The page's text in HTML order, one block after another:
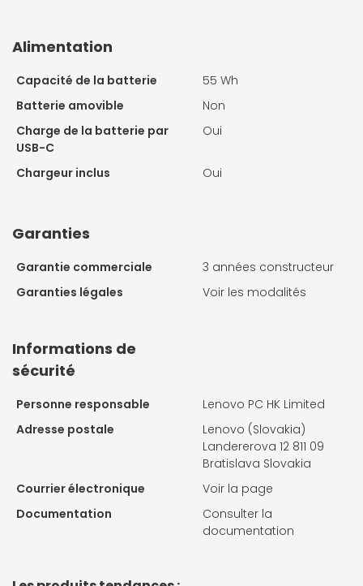
Alimentation
Capacité de la batterie
55 Wh
Batterie amovible
Non
Charge de la batterie par
USB-C
Oui
Chargeur inclus Oui
Garanties
Garantie commerciale
3 années constructeur
Garanties légales
Voir les modalités
Informations de
sécurité
Personne responsable
Lenovo PC HK Limited
Adresse postale
Lenovo (Slovakia)
Landererova 12 811 09
Bratislava Slovakia
Courrier électronique
Voir la page
Documentation
Consulter la
documentation